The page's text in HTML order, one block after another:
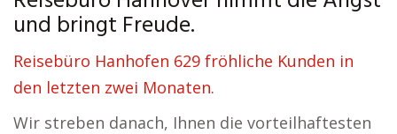
und bringt Freude.
Reisebüro Hanhofen 629 fröhliche Kunden in
den letzten zwei Monaten.
Wir streben danach, Ihnen die vorteilhaftesten